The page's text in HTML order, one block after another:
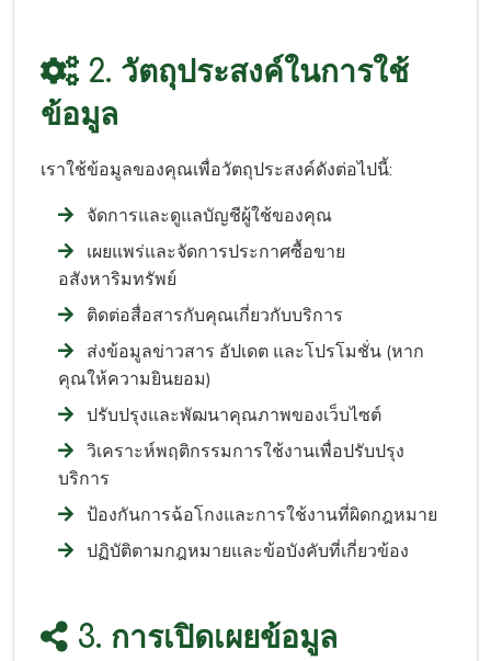
2. วัตถุประสงค์ในการใช้
ข้อมูล
เราใช้ข้อมูลของคุณเพื่อวัตถุประสงค์ดังต่อไปนี้:
จัดการและดูแลบัญชีผู้ใช้ของคุณ
เผยแพร่และจัดการประกาศซื้อขาย
อสังหาริมทรัพย์
ติดต่อสื่อสารกับคุณเกี่ยวกับบริการ
ส่งข้อมูลข่าวสาร อัปเดต และโปรโมชั่น (หาก
คุณให้ความยินยอม)
ปรับปรุงและพัฒนาคุณภาพของเว็บไซต์
วิเคราะห์พฤติกรรมการใช้งานเพื่อปรับปรุง
บริการ
ป้องกันการฉ้อโกงและการใช้งานที่ผิดกฎหมาย
ปฏิบัติตามกฎหมายและข้อบังคับที่เกี่ยวข้อง
3. การเปิดเผยข้อมูล